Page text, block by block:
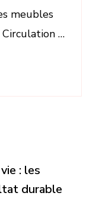
meubles
Circulation …
: les
durable